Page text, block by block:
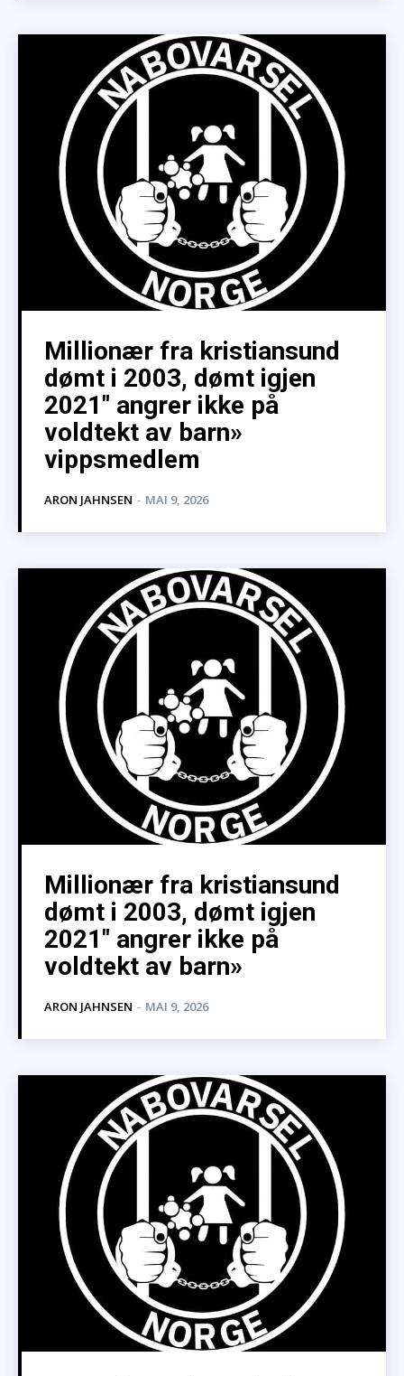
Millionær fra kristiansund
dømt i 2003, dømt igjen
2021″ angrer ikke på
voldtekt av barn»
vippsmedlem
ARON JAHNSEN - MAI 9, 2026
Millionær fra kristiansund
dømt i 2003, dømt igjen
2021″ angrer ikke på
voldtekt av barn»
ARON JAHNSEN - MAI 9, 2026